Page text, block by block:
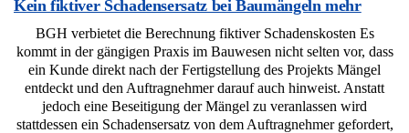
Kein fiktiver Schadensersatz bei Baumängeln mehr
BGH verbietet die Berechnung fiktiver Schadenskosten Es
kommt in der gängigen Praxis im Bauwesen nicht selten vor, dass
ein Kunde direkt nach der Fertigstellung des Projekts Mängel
entdeckt und den Auftragnehmer darauf auch hinweist. Anstatt
jedoch eine Beseitigung der Mängel zu veranlassen wird
stattdessen ein Schadensersatz von dem Auftragnehmer gefordert,